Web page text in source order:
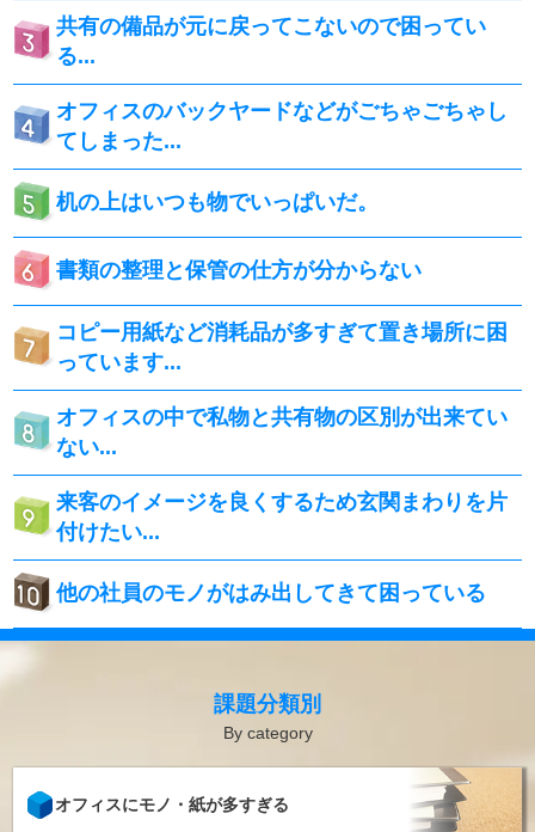
共有の備品が元に戻ってこないので困ってい
る...
オフィスのバックヤードなどがごちゃごちゃし
てしまった...
机の上はいつも物でいっぱいだ。
書類の整理と保管の仕方が分からない
コピー用紙など消耗品が多すぎて置き場所に困
っています...
オフィスの中で私物と共有物の区別が出来てい
ない...
来客のイメージを良くするため玄関まわりを片
付けたい...
他の社員のモノがはみ出してきて困っている
課題分類別
オフィスにモノ・紙が多すぎる